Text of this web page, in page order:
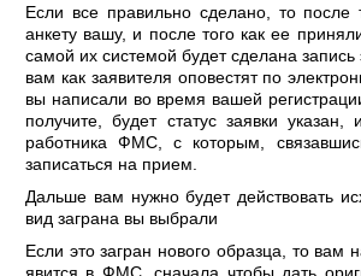
Если все правильно сделано, то после
анкету вашу, и после того как ее
самой их системой будет сделана
вам как заявителя оповестят по
вы написали во время вашей
получите, будет статус заявки
работника ФМС, с которым,
записаться на прием.
Дальше вам нужно будет действовать
вид заграна вы выбрали
Если это загран нового образца, то вам
явится в ФМС, сначала чтобы дать